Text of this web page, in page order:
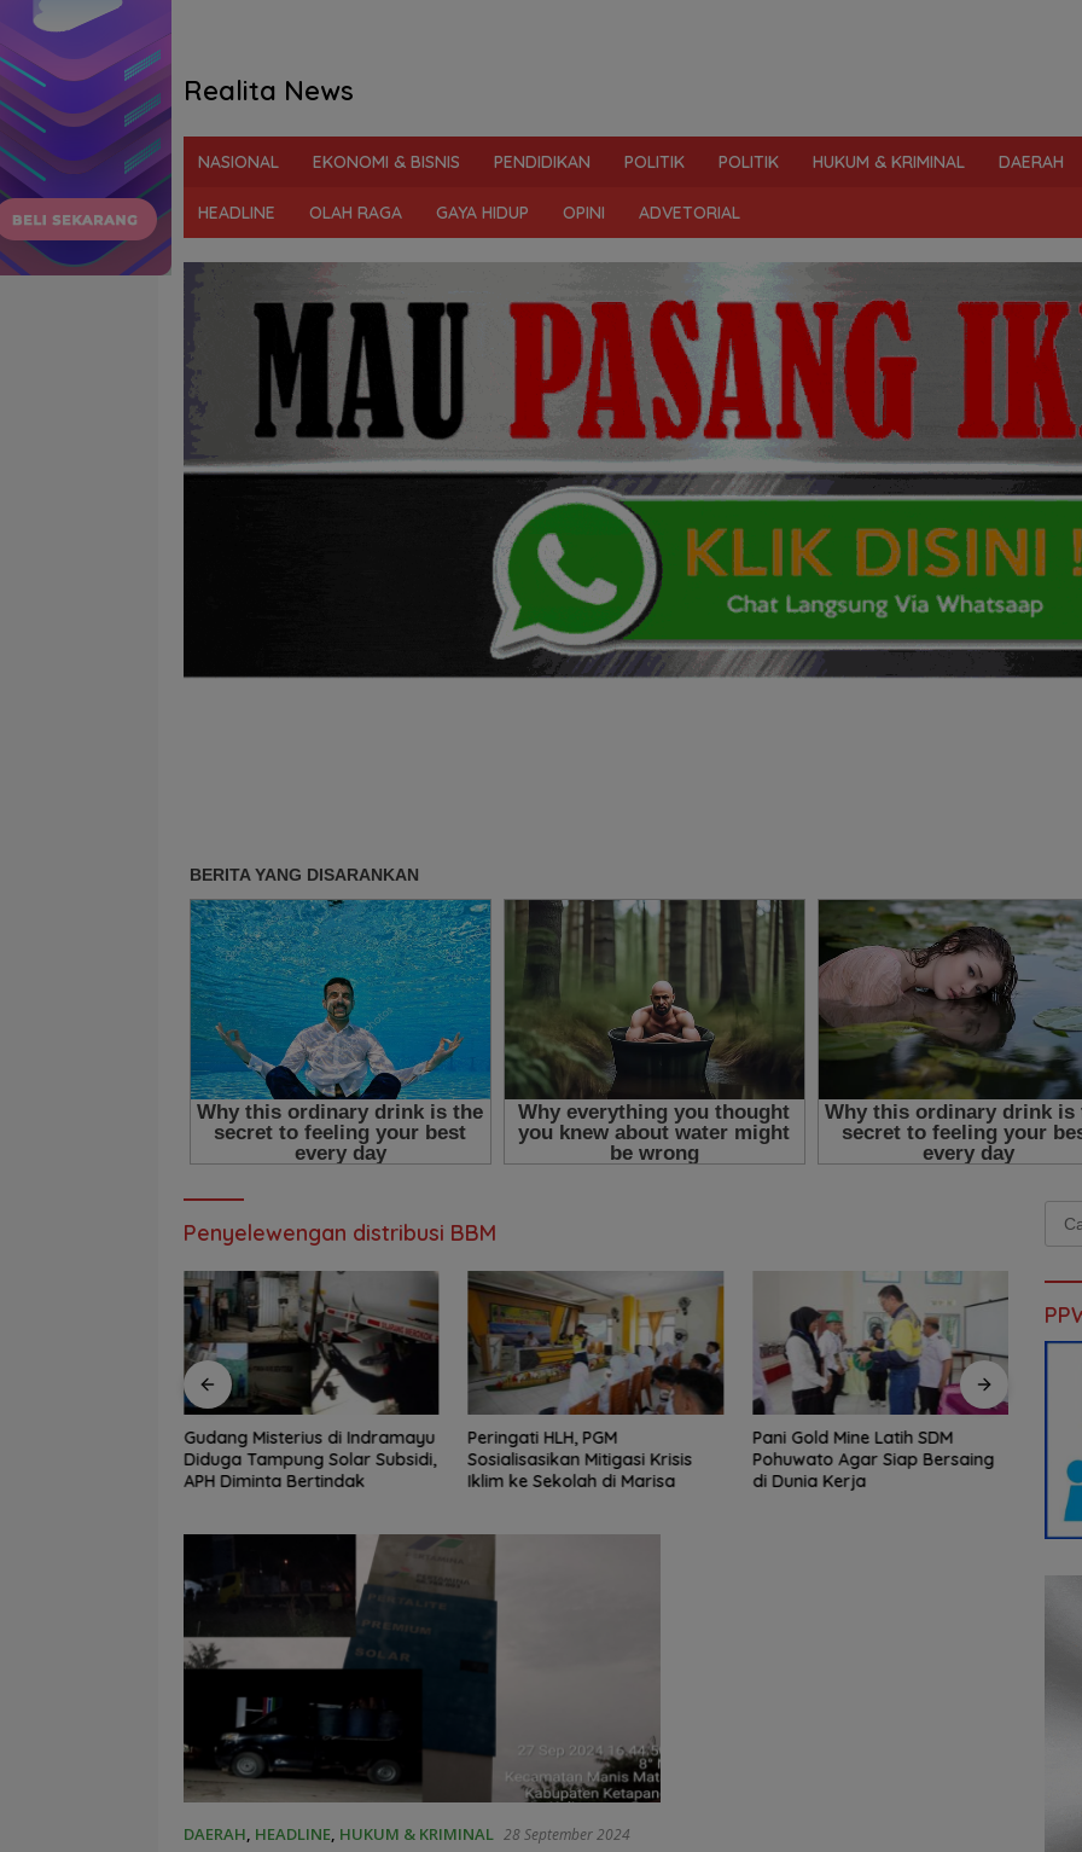
Realita News
Ungkap
NASIONAL EKONOMI & BISNIS PENDIDIKAN POLITIK POLITIK HUKUM & KRIMINAL DAERAH
HEADLINE OLAH RAGA GAYA HIDUP OPINI ADVETORIAL
Penyelewengan distribusi BBM
Gudang Misterius di Indramayu
Diduga Tampung Solar Subsidi,
APH Diminta Bertindak
Peringati HLH, PGM
Sosialisasikan Mitigasi Krisis
Iklim ke Sekolah di Marisa
Pani Gold Mine Latih SDM
Pohuwato Agar Siap Bersaing
di Dunia Kerja
DAERAH, HEADLINE, HUKUM & KRIMINAL 28 September 2024
Cari